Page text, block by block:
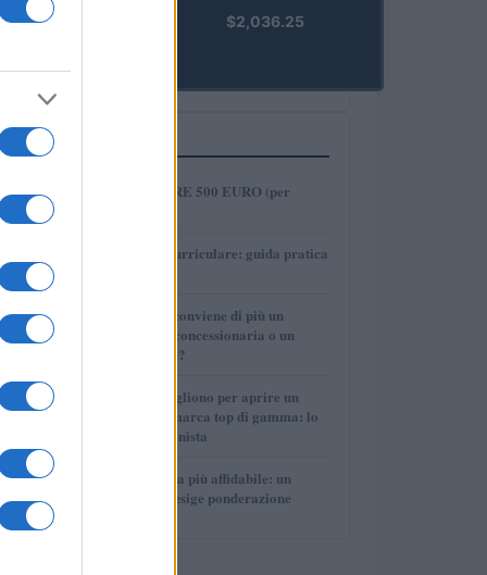
PRIME)
$2,036.25
PIÙ LETTI
1
COME INVESTIRE 500 EURO (per
2
Tirocinio extra-curriculare: guida pratica
3
Per le auto usate conviene di più un
finanziamento in concessionaria o un
prestito personale?
4
Quanti soldi ci vogliono per aprire un
autosalone multimarca top di gamma: lo
spiega il professionista
5
La macchina usata più affidabile: un
investimento che esige ponderazione